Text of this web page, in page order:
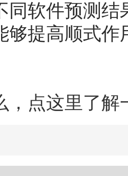
同软件预测
够提高顺式作
，点这里了解